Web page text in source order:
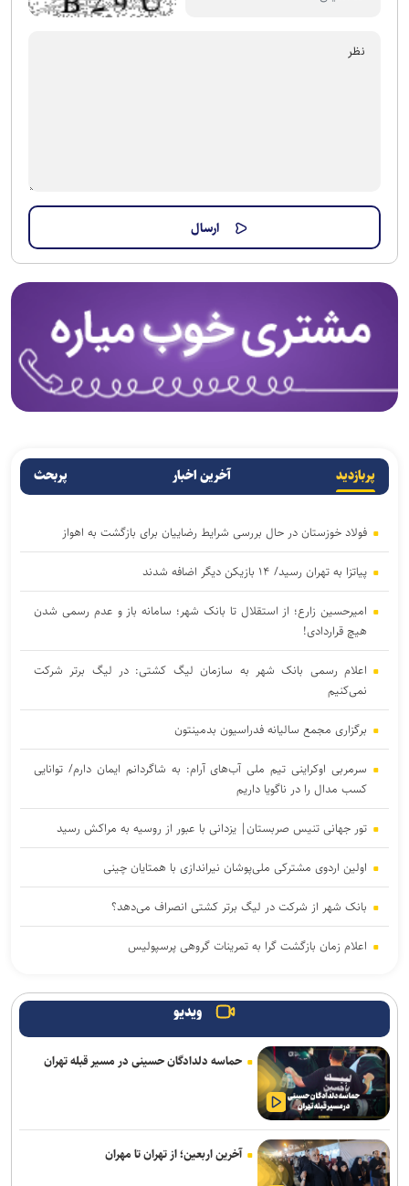
پربازدید آخرین اخبار پربحث
فولاد خوزستان در حال بررسی شرایط رضاییان برای بازگشت به اهواز
پیاتزا به تهران رسید/ ۱۴ بازیکن دیگر اضافه شدند
امیرحسین زارع؛ از استقلال تا بانک شهر؛ سامانه‌ باز و عدم رسمی شدن
هیچ قراردادی!
اعلام رسمی بانک شهر به سازمان لیگ کشتی: در لیگ برتر شرکت
نمی‌کنیم
برگزاری مجمع سالیانه فدراسیون بدمینتون
سرمربی اوکراینی تیم ملی آب‌های آرام: به شاگردانم ایمان دارم/ توانایی
کسب مدال را در ناگویا داریم
تور جهانی تنیس صربستان| یزدانی با عبور از روسیه به مراکش رسید
اولین اردوی مشترکی ملی‌پوشان نیراندازی با همتایان چینی
بانک شهر از شرکت در لیگ برتر کشتی انصراف می‌دهد؟
اعلام زمان بازگشت گرا به تمرینات گروهی پرسپولیس
بهتر که جدا شد
دفاع راست جدید پرسپولیس از لیگ یک آمد
میکائیلی: استقلال برای تکرار قهرمانی در لیگ برتر امسال شرکت می‌کند/
شرایط‌مان بهتر از بقیه است
زمزمه‌هایی از طرح لالوویچ؛ مشکل «سن واقعی» کشتی‌گیران حل
می‌شود؟
ویدیو
حماسه دلدادگان حسینی در مسیر قبله تهران
آخرین اربعین؛ از تهران تا مهران